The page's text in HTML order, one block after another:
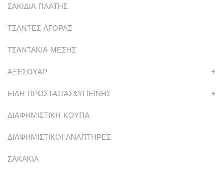
ΣΑΚΙΔΙΑ ΠΛΑΤΗΣ
ΤΣΑΝΤΕΣ ΑΓΟΡΑΣ
ΤΣΑΝΤΑΚΙΑ ΜΕΣΗΣ
ΑΞΕΣΟΥΑΡ +
ΕΙΔΗ ΠΡΟΣΤΑΣΙΑΣ&ΥΓΙΕΙΝΗΣ +
ΔΙΑΦΗΜΙΣΤΙΚΗ ΚΟΥΠΑ
ΔΙΑΦΗΜΙΣΤΙΚΟΙ ΑΝΑΠΤΗΡΕΣ
ΣΑΚΑΚΙΑ